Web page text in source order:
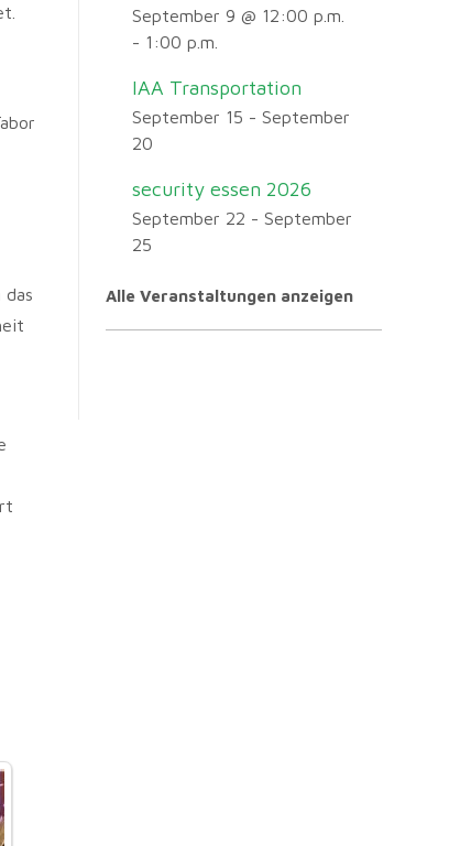
September 9 @ 12:00 p.m.
- 1:00 p.m.
IAA Transportation
September 15 - September
20
security essen 2026
September 22 - September
25
Alle Veranstaltungen anzeigen